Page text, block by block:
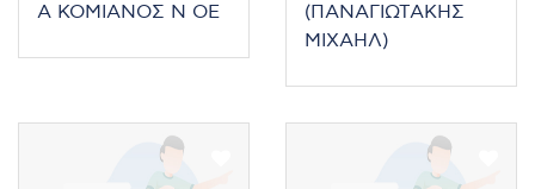
Α ΚΟΜΙΑΝΟΣ Ν ΟΕ
(ΠΑΝΑΓΙΩΤΑΚΗΣ
ΜΙΧΑΗΛ)